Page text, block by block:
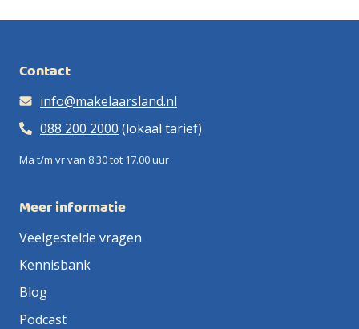
Contact
info@makelaarsland.nl
088 200 2000 (lokaal tarief)
Ma t/m vr van 8.30 tot 17.00 uur
Meer informatie
Veelgestelde vragen
Kennisbank
Blog
Podcast